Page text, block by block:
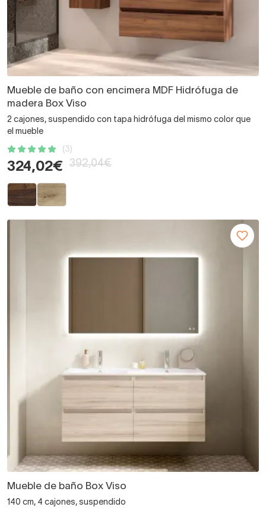
Mueble de baño con encimera MDF Hidrófuga de
madera Box Viso
2 cajones, suspendido con tapa hidrófuga del mismo color que
el mueble
(3)
324,02€ 392,04€
Mueble de baño Box Viso
140 cm, 4 cajones, suspendido